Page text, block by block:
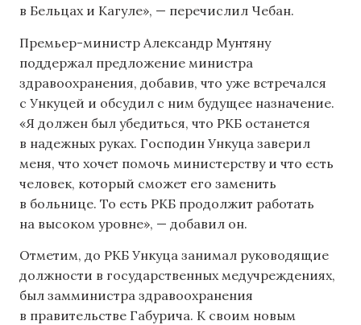
в Бельцах и Кагуле», — перечислил Чебан.
Премьер-министр Александр Мунтяну
поддержал предложение министра
здравоохранения, добавив, что уже встречался
с Ункуцей и обсудил с ним будущее назначение.
«Я должен был убедиться, что РКБ останется
в надежных руках. Господин Ункуца заверил
меня, что хочет помочь министерству и что есть
человек, который сможет его заменить
в больнице. То есть РКБ продолжит работать
на высоком уровне», — добавил он.
Отметим, до РКБ Ункуца занимал руководящие
должности в государственных медучреждениях,
был замминистра здравоохранения
в правительстве Габурича. К своим новым